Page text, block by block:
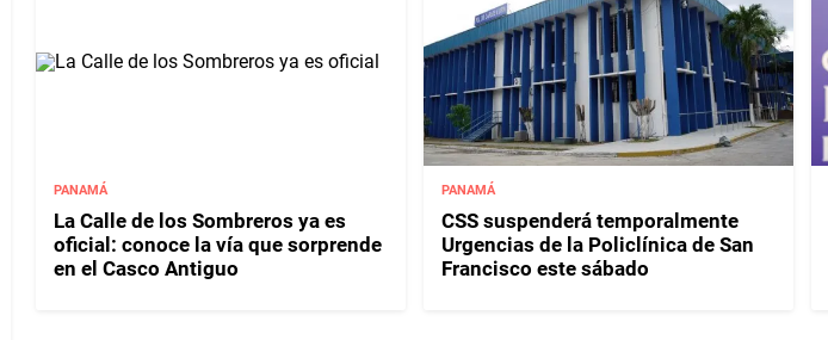
PANAMÁ
La Calle de los Sombreros ya es
oficial: conoce la vía que sorprende
en el Casco Antiguo
PANAMÁ
CSS suspenderá temporalmente
Urgencias de la Policlínica de San
Francisco este sábado